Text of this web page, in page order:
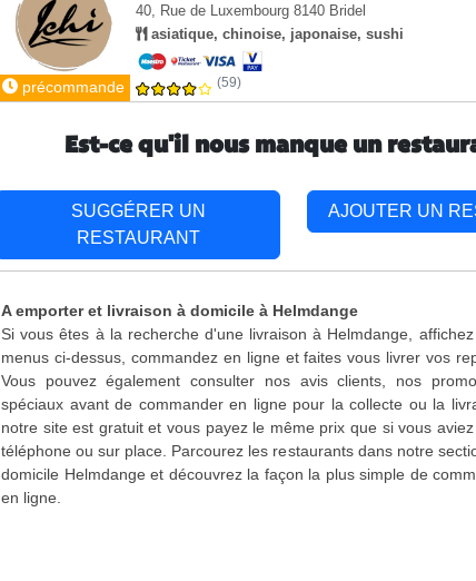
40, Rue de Luxembourg 8140 Bridel
asiatique, chinoise, japonaise, sushi
précommande (59)
Est-ce qu'il nous manque un
SUGGÉRER UN
RESTAURANT
AJOUTER UN
A emporter et livraison à domicile à Helmdange
Si vous êtes à la recherche d'une livraison à Helmdange,
menus ci-dessus, commandez en ligne et faites vous livrer vos
Vous pouvez également consulter nos avis clients, nos
spéciaux avant de commander en ligne pour la collecte ou la
notre site est gratuit et vous payez le même prix que si vous
téléphone ou sur place. Parcourez les restaurants dans notre
domicile Helmdange et découvrez la façon la plus simple de
en ligne.